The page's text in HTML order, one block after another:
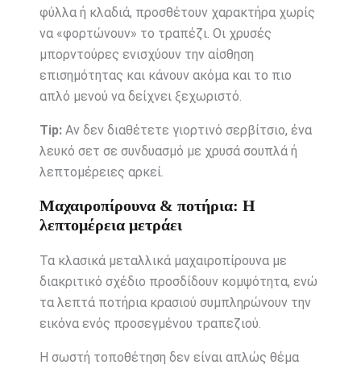
φύλλα ή κλαδιά, προσθέτουν χαρακτήρα χωρίς
να «φορτώνουν» το τραπέζι. Οι χρυσές
μπορντούρες ενισχύουν την αίσθηση
επισημότητας και κάνουν ακόμα και το πιο
απλό μενού να δείχνει ξεχωριστό.
Tip:Αν δεν διαθέτετε γιορτινό σερβίτσιο, ένα
λευκό σετ σε συνδυασμό με χρυσά σουπλά ή
λεπτομέρειες αρκεί.
Μαχαιροπίρουνα & ποτήρια: Η
λεπτομέρεια μετράει
Τα κλασικά μεταλλικά μαχαιροπίρουνα με
διακριτικό σχέδιο προσδίδουν κομψότητα, ενώ
τα λεπτά ποτήρια κρασιού συμπληρώνουν την
εικόνα ενός προσεγμένου τραπεζιού.
Η σωστή τοποθέτηση δεν είναι απλώς θέμα